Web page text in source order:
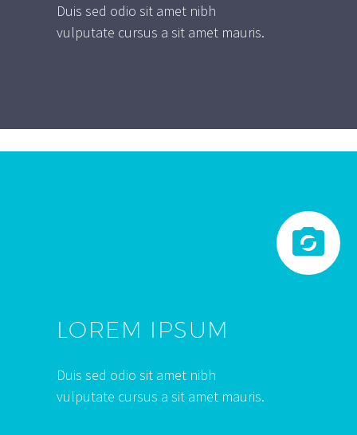
Duis sed odio sit amet nibh
vulputate cursus a sit amet mauris.


LOREM IPSUM
Duis sed odio sit amet nibh
vulputate cursus a sit amet mauris.